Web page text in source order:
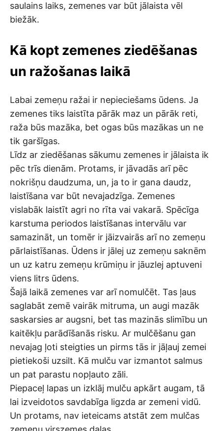
saulains laiks, zemenes var būt jālaista vēl
biežāk.
Kā kopt zemenes ziedēšanas
un ražošanas laikā
Labai zemeņu ražai ir nepieciešams ūdens. Ja
zemenes tiks laistīta pārāk maz un pārāk reti,
raža būs mazāka, bet ogas būs mazākas un ne
tik garšīgas.
Līdz ar ziedēšanas sākumu zemenes ir jālaista ik
pēc trīs dienām. Protams, ir jāvadās arī pēc
nokrišņu daudzuma, un, ja to ir gana daudz,
laistīšana var būt nevajadzīga. Zemenes
vislabāk laistīt agri no rīta vai vakarā. Spēcīga
karstuma periodos laistīšanas intervālu var
samazināt, un tomēr ir jāizvairās arī no zemeņu
pārlaistīšanas. Ūdens ir jālej uz zemeņu saknēm
un uz katru zemeņu krūmiņu ir jāuzlej aptuveni
viens litrs ūdens.
Šajā laikā zemenes var arī nomulčēt. Tas ļaus
saglabāt zemē vairāk mitruma, un augi mazāk
saskarsies ar augsni, bet tas mazinās slimību un
kaitēkļu parādīšanās risku. Ar mulčēšanu gan
nevajag ļoti steigties un pirms tās ir jāļauj zemei
pietiekoši uzsilt. Kā mulču var izmantot salmus
un pat parastu nopļauto zāli.
Piepaceļ lapas un izklāj mulču apkārt augam, tā
lai izveidotos savdabīga ligzda ar zemeni vidū.
Un protams, nav ieteicams atstāt zem mulčas